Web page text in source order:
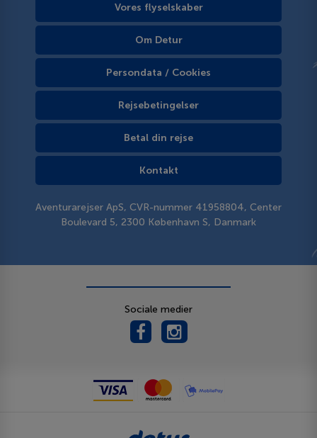
Vores flyselskaber
Om Detur
Persondata / Cookies
Rejsebetingelser
Betal din rejse
Kontakt
Aventurarejser ApS, CVR-nummer 41958804, Center
Boulevard 5, 2300 København S, Danmark
Sociale medier